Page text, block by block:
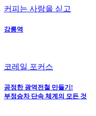
커피는 사랑을 싣고
강릉역
코레일 포커스
공정한 광역전철 만들기!
부정승차 단속 체계의 모든 것